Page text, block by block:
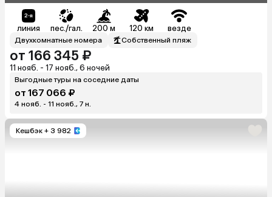
линия пес./гал. 200 м 120 км везде
Двухкомнатные номера Собственный пляж
от 166 345 ₽
11 нояб. - 17 нояб., 6 ночей
Выгодные туры на соседние даты
от 167 066 ₽
4 нояб. - 11 нояб., 7 н.
Кешбэк + 3 982